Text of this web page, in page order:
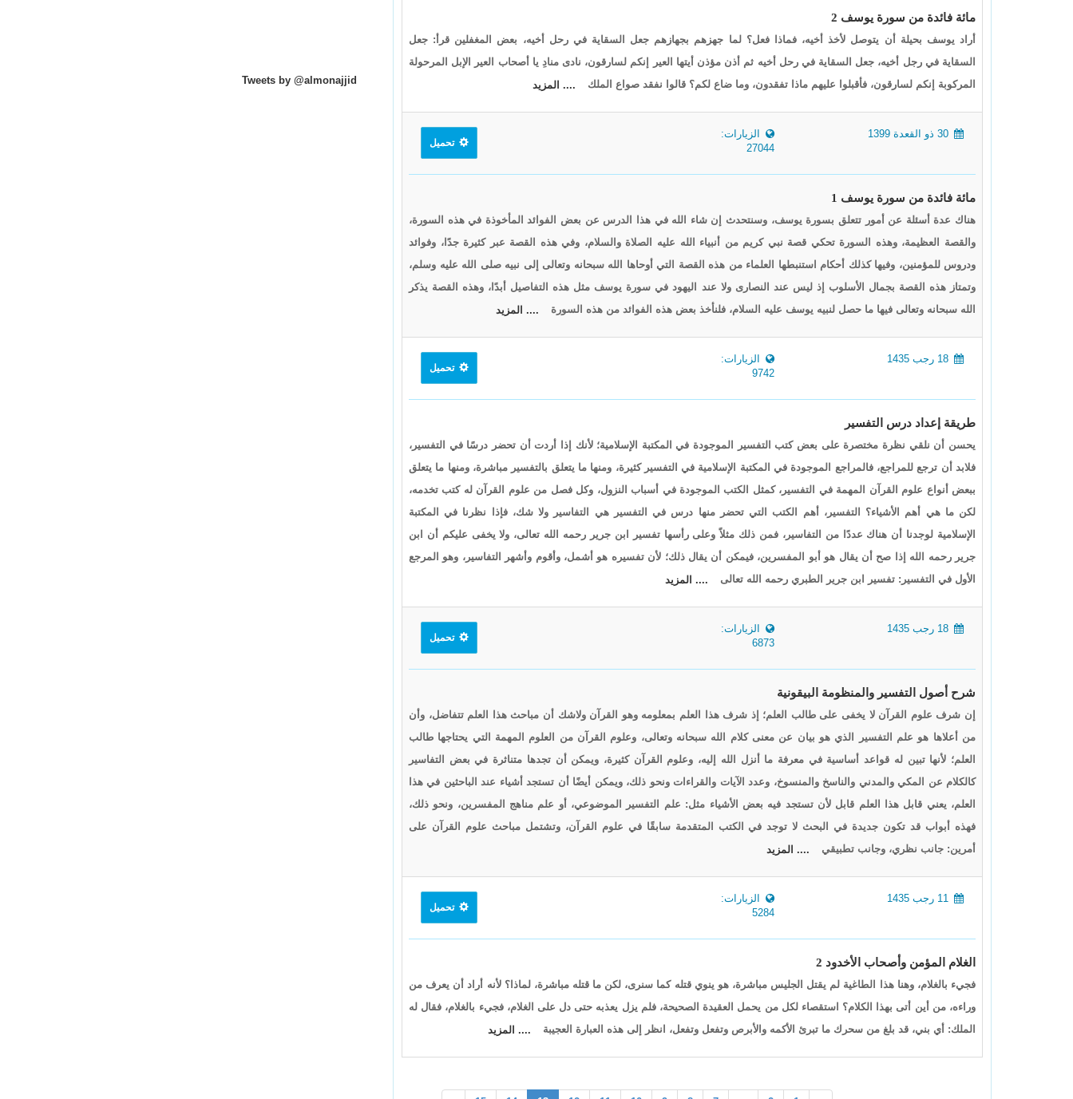
مائة فائدة من سورة يوسف 2
أراد يوسف بحيلة أن يتوصل لأخذ أخيه، فماذا فعل؟ لما جهزهم بجهازهم جعل السقاية في رحل أخيه، بعض المغفلين قرأ: جعل
السقاية في رجل أخيه، جعل السقاية في رحل أخيه ثم أذن مؤذن أيتها العير إنكم لسارقون، نادى منادِ يا أصحاب العير الإبل المرحولة
المركوبة إنكم لسارقون، فأقبلوا عليهم ماذا تفقدون، وما ضاع لكم؟ قالوا نفقد صواع الملك
.... المزيد
الزيارات:
27044
تحميل
مائة فائدة من سورة يوسف 1
هناك عدة أسئلة عن أمور تتعلق بسورة يوسف، وسنتحدث إن شاء الله في هذا الدرس عن بعض الفوائد المأخوذة في هذه السورة،
والقصة العظيمة، وهذه السورة تحكي قصة نبي كريم من أنبياء الله عليه الصلاة والسلام، وفي هذه القصة عبر كثيرة جدًا، وفوائد
ودروس للمؤمنين، وفيها كذلك أحكام استنبطها العلماء من هذه القصة التي أوحاها الله سبحانه وتعالى إلى نبيه صلى الله عليه وسلم،
وتمتاز هذه القصة بجمال الأسلوب إذ ليس عند النصارى ولا عند اليهود في سورة يوسف مثل هذه التفاصيل أبدًا، وهذه القصة يذكر
الله سبحانه وتعالى فيها ما حصل لنبيه يوسف عليه السلام، فلنأخذ بعض هذه الفوائد من هذه السورة
.... المزيد
الزيارات:
9742
تحميل
طريقة إعداد درس التفسير
يحسن أن نلقي نظرة مختصرة على بعض كتب التفسير الموجودة في المكتبة الإسلامية؛ لأنك إذا أردت أن تحضر درسًا في التفسير،
فلابد أن ترجع للمراجع، فالمراجع الموجودة في المكتبة الإسلامية في التفسير كثيرة، ومنها ما يتعلق بالتفسير مباشرة، ومنها ما يتعلق
ببعض أنواع علوم القرآن المهمة في التفسير، كمثل الكتب الموجودة في أسباب النزول، وكل فصل من علوم القرآن له كتب تخدمه،
لكن ما هي أهم الأشياء؟ التفسير، أهم الكتب التي تحضر منها درس في التفسير هي التفاسير ولا شك، فإذا نظرنا في المكتبة
الإسلامية لوجدنا أن هناك عددًا من التفاسير، فمن ذلك مثلاً وعلى رأسها تفسير ابن جرير رحمه الله تعالى، ولا يخفى عليكم أن ابن
جرير رحمه الله إذا صح أن يقال هو أبو المفسرين، فيمكن أن يقال ذلك؛ لأن تفسيره هو أشمل، وأقوم وأشهر التفاسير، وهو المرجع
الأول في التفسير: تفسير ابن جرير الطبري رحمه الله تعالى
.... المزيد
الزيارات:
6873
تحميل
شرح أصول التفسير والمنظومة البيقونية
إن شرف علوم القرآن لا يخفى على طالب العلم؛ إذ شرف هذا العلم بمعلومه وهو القرآن ولاشك أن مباحث هذا العلم تتفاضل، وأن
من أعلاها هو علم التفسير الذي هو بيان عن معنى كلام الله سبحانه وتعالى، وعلوم القرآن من العلوم المهمة التي يحتاجها طالب
العلم؛ لأنها تبين له قواعد أساسية في معرفة ما أنزل الله إليه، وعلوم القرآن كثيرة، ويمكن أن تجدها متناثرة في بعض التفاسير
كالكلام عن المكي والمدني والناسخ والمنسوخ، وعدد الآيات والقراءات ونحو ذلك، ويمكن أيضًا أن تستجد أشياء عند الباحثين في هذا
العلم، يعني قابل هذا العلم قابل لأن تستجد فيه بعض الأشياء مثل: علم التفسير الموضوعي، أو علم مناهج المفسرين، ونحو ذلك،
فهذه أبواب قد تكون جديدة في البحث لا توجد في الكتب المتقدمة سابقًا في علوم القرآن، وتشتمل مباحث علوم القرآن على
أمرين: جانب نظري، وجانب تطبيقي
.... المزيد
الزيارات:
5284
تحميل
الغلام المؤمن وأصحاب الأخدود 2
فجيء بالغلام، وهنا هذا الطاغية لم يقتل الجليس مباشرة، هو ينوي قتله كما سنرى، لكن ما قتله مباشرة، لماذا؟ لأنه أراد أن يعرف من
وراءه، من أين أتى بهذا الكلام؟ استقصاء لكل من يحمل العقيدة الصحيحة، فلم يزل يعذبه حتى دل على الغلام، فجيء بالغلام، فقال له
الملك: أي بني، قد بلغ من سحرك ما تبرئ الأكمه والأبرص وتفعل وتفعل، انظر إلى هذه العبارة العجيبة
.... المزيد
Tweets by @almonajjid